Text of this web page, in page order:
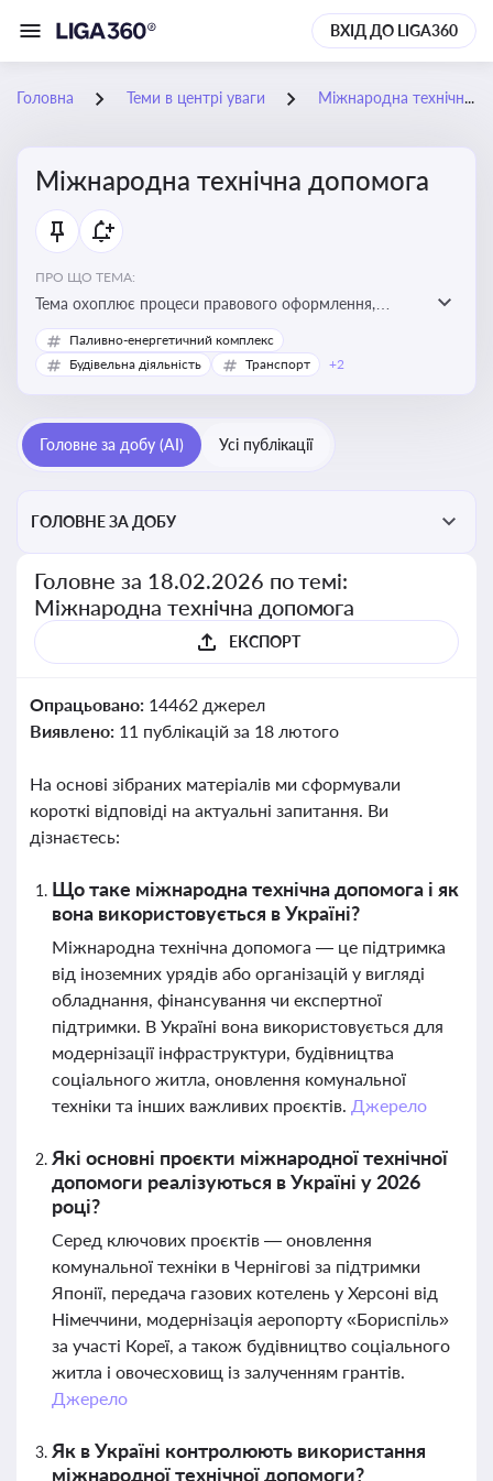
ВХІД ДО LIGA360
Головна Теми в центрі уваги Міжнародна технічна допомога
Міжнародна технічна допомога
ПРО ЩО ТЕМА:
Тема охоплює процеси правового оформлення,
адміністрування і контролю технічної допомоги, що
надається Україні з-за кордону, і є критично
Паливно-енергетичний комплекс
Будівельна діяльність
Транспорт +2
Головне за добу (AI) Усі публікації
ГОЛОВНЕ ЗА ДОБУ
Головне за 18.02.2026 по темі:
Міжнародна технічна допомога
ЕКСПОРТ
Опрацьовано: 14462 джерел
Виявлено: 11 публікацій за 18 лютого
На основі зібраних матеріалів ми сформували
короткі відповіді на актуальні запитання. Ви
дізнаєтесь:
Що таке міжнародна технічна допомога і як
вона використовується в Україні?
Міжнародна технічна допомога — це підтримка
від іноземних урядів або організацій у вигляді
обладнання, фінансування чи експертної
підтримки. В Україні вона використовується для
модернізації інфраструктури, будівництва
соціального житла, оновлення комунальної
техніки та інших важливих проєктів. Джерело
Які основні проєкти міжнародної технічної
допомоги реалізуються в Україні у 2026
році?
Серед ключових проєктів — оновлення
комунальної техніки в Чернігові за підтримки
Японії, передача газових котелень у Херсоні від
Німеччини, модернізація аеропорту «Бориспіль»
за участі Кореї, а також будівництво соціального
житла і овочесховищ із залученням грантів.
Джерело
Як в Україні контролюють використання
міжнародної технічної допомоги?